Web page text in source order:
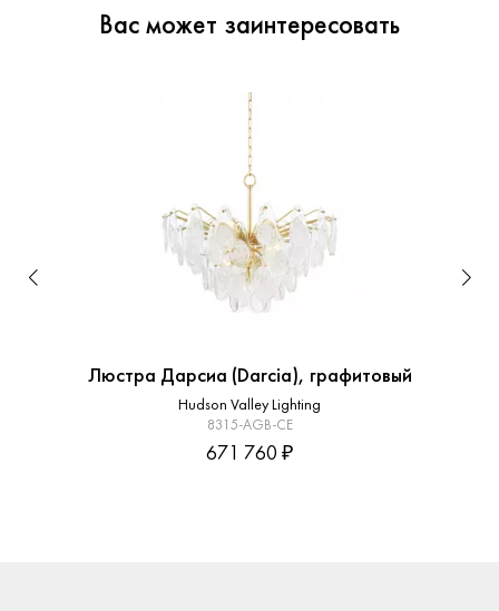
Вас может заинтересовать
Люстра Дарсиа (Darcia), графитовый
Hudson Valley Lighting
8315-AGB-CE
671 760 ₽